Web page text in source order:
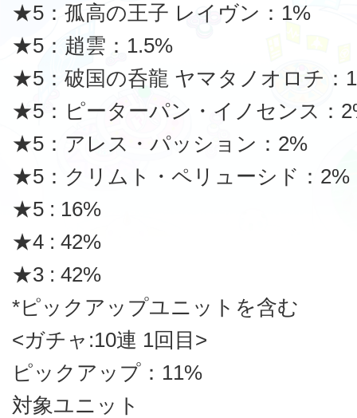
★5：孤高の王子 レイヴン：1%
★5：趙雲：1.5%
★5：破国の呑龍 ヤマタノオロチ：
★5：ピーターパン・イノセンス：
★5：アレス・パッション：2%
★5：クリムト・ペリューシド：2%
★5 : 16%
★4 : 42%
★3 : 42%
*ピックアップユニットを含む
<ガチャ:10連 1回目>
ピックアップ：11%
対象ユニット